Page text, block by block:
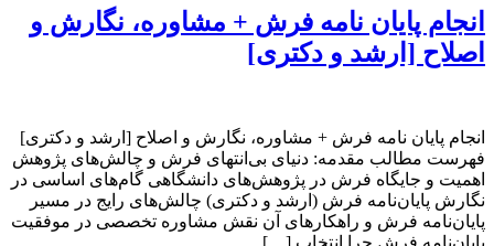
انجام پایان نامه فرش + مشاوره، نگارش و
اصلاح [ارشد و دکتری]
انجام پایان نامه فرش + مشاوره، نگارش و اصلاح [ارشد و دکتری]
فهرست مطالب مقدمه: دنیای بی‌انتهای فرش و چالش‌های پژوهش
اهمیت و جایگاه فرش در پژوهش‌های دانشگاهی گام‌های اساسی در
نگارش پایان‌نامه فرش (ارشد و دکتری) چالش‌های رایج در مسیر
پایان‌نامه فرش و راهکارهای آن نقش مشاوره تخصصی در موفقیت